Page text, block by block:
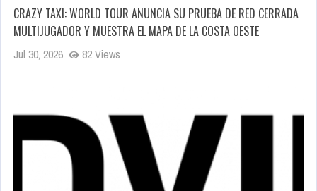
CRAZY TAXI: WORLD TOUR ANUNCIA SU PRUEBA DE RED CERRADA
MULTIJUGADOR Y MUESTRA EL MAPA DE LA COSTA OESTE
Jul 30, 2026 82 Views